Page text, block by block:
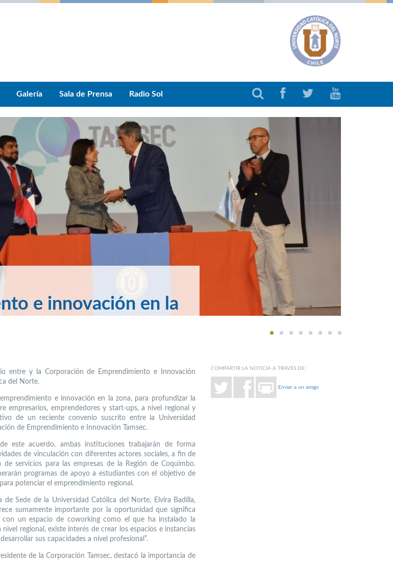
Galería Sala de Prensa Radio Sol
1 2 3 4 5 6 7 8
e innovación en la
entre y la Corporación de Emprendimiento e Innovación
del Norte.
e innovación en la zona, para profundizar la
empresarios, emprendedores y start-ups, a nivel regional y
de un reciente convenio suscrito entre la Universidad
de Emprendimiento e Innovación Tamsec.
este acuerdo, ambas instituciones trabajarán de forma
de vinculación con diferentes actores sociales, a fin de
servicios para las empresas de la Región de Coquimbo.
programas de apoyo a estudiantes con el objetivo de
potenciar el emprendimiento regional.
de Sede de la Universidad Católica del Norte, Elvira Badilla,
sumamente importante por la oportunidad que significa
con un espacio de coworking como el que ha instalado la
nivel regional, existe interés de crear los espacios e instancias
sus capacidades a nivel profesional”.
de la Corporación Tamsec, destacó la importancia de
COMPARTIR LA NOTICIA A TRAVÉS DE:
Enviar a un amigo